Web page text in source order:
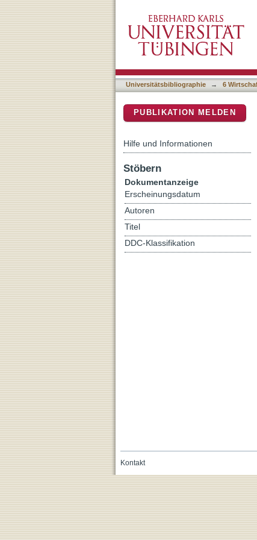
Alle alles lehren :
nach der Neuordnung
Universitätsbibliographie → 6
PUBLIKATION MELDEN
Hilfe und Informationen
Stöbern
Dokumentanzeige
Erscheinungsdatum
Autoren
Titel
DDC-Klassifikation
Kontakt